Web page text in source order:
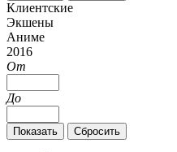
Клиентские
Экшены
Аниме
2016
От
До